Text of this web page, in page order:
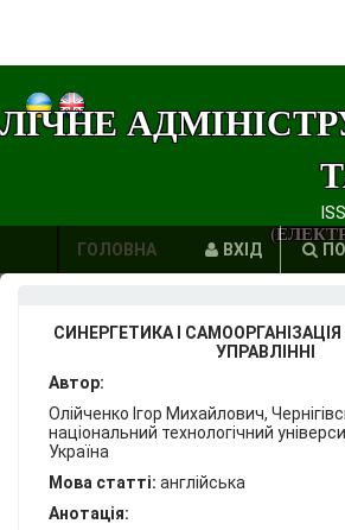
ГОЛОВНА
ПУБЛІКАЦІЙ
ПОСИЛАННЯ
ВХІД
СИНЕРГЕТИКА І
УПРАВЛІННІ
Автор:
Олійченко Ігор Михайлович,
національний технологічний
Україна
Мова статті: англійська
Анотація: